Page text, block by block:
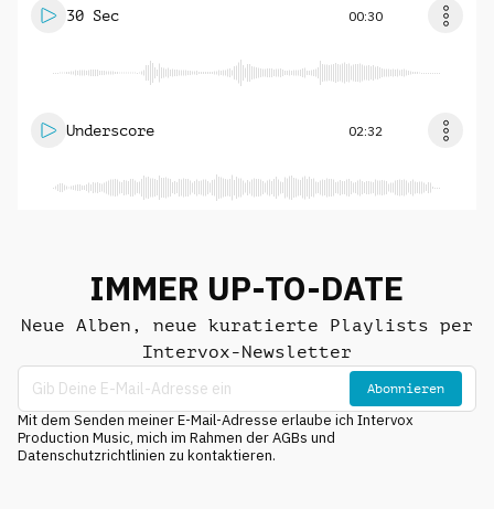
30 Sec 00:30
Underscore 02:32
IMMER UP-TO-DATE
Neue Alben, neue kuratierte Playlists per
Intervox-Newsletter
Abonnieren
Mit dem Senden meiner E-Mail-Adresse erlaube ich Intervox
Production Music, mich im Rahmen der AGBs und
Datenschutzrichtlinien zu kontaktieren.